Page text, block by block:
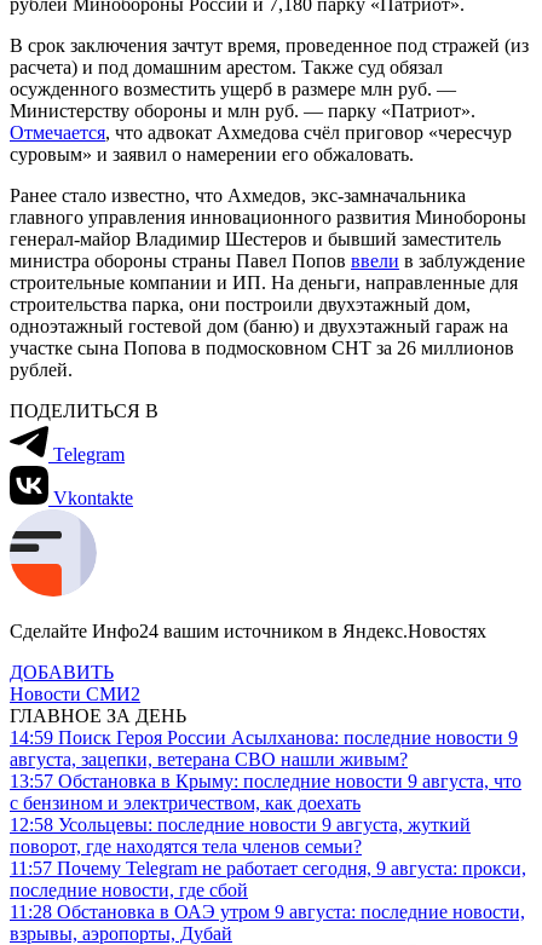
В срок заключения зачтут время, проведенное под стражей (из
расчета) и под домашним арестом. Также суд обязал
осужденного возместить ущерб в размере млн руб. —
Министерству обороны и млн руб. — парку «Патриот».
Отмечается, что адвокат Ахмедова счёл приговор «чересчур
суровым» и заявил о намерении его обжаловать.
Ранее стало известно, что Ахмедов, экс-замначальника
главного управления инновационного развития Минобороны
генерал-майор Владимир Шестеров и бывший заместитель
министра обороны страны Павел Попов ввели в заблуждение
строительные компании и ИП. На деньги, направленные для
строительства парка, они построили двухэтажный дом,
одноэтажный гостевой дом (баню) и двухэтажный гараж на
участке сына Попова в подмосковном СНТ за 26 миллионов
рублей.
ПОДЕЛИТЬСЯ В
Telegram
Vkontakte
Сделайте Инфо24 вашим источником в Яндекс.Новостях
ДОБАВИТЬ
Новости СМИ2
ГЛАВНОЕ ЗА ДЕНЬ
14:59 Поиск Героя России Асылханова: последние новости 9
августа, зацепки, ветерана СВО нашли живым?
13:57 Обстановка в Крыму: последние новости 9 августа, что
с бензином и электричеством, как доехать
12:58 Усольцевы: последние новости 9 августа, жуткий
поворот, где находятся тела членов семьи?
11:57 Почему Telegram не работает сегодня, 9 августа: прокси,
последние новости, где сбой
11:28 Обстановка в ОАЭ утром 9 августа: последние новости,
взрывы, аэропорты, Дубай